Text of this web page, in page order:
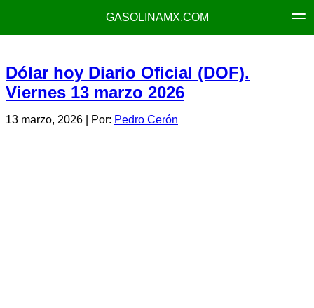
GASOLINAMX.COM
Dólar hoy Diario Oficial (DOF).
Viernes 13 marzo 2026
13 marzo, 2026 | Por: Pedro Cerón